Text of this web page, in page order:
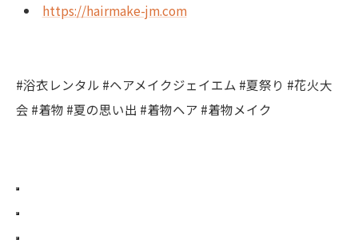
https://hairmake-jm.com
#浴衣レンタル #ヘアメイクジェイエム #夏祭り #花火大
会 #着物 #夏の思い出 #着物ヘア #着物メイク